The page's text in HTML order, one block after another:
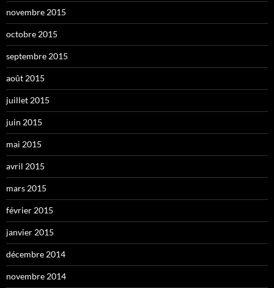
novembre 2015
octobre 2015
septembre 2015
août 2015
juillet 2015
juin 2015
mai 2015
avril 2015
mars 2015
février 2015
janvier 2015
décembre 2014
novembre 2014